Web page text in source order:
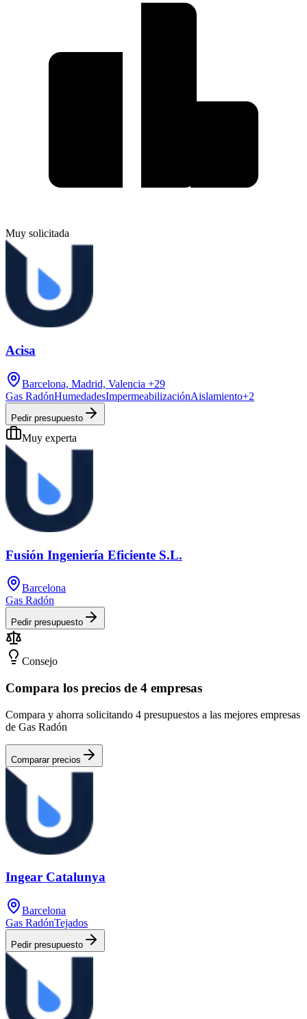
Muy solicitada
Acisa
Barcelona, Madrid, Valencia +29
Gas RadónHumedadesImpermeabilizaciónAislamiento+2
Pedir presupuesto
Muy experta
Fusión Ingeniería Eficiente S.L.
Barcelona
Gas Radón
Pedir presupuesto
Consejo
Compara los precios de 4 empresas
Compara y ahorra solicitando 4 presupuestos a las mejores empresas
de Gas Radón
Comparar precios
Ingear Catalunya
Barcelona
Gas RadónTejados
Pedir presupuesto